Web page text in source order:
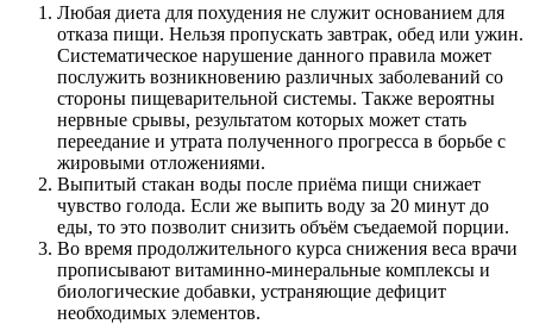
Любая диета для похудения не служит основанием для
отказа пищи. Нельзя пропускать завтрак, обед или ужин.
Систематическое нарушение данного правила может
послужить возникновению различных заболеваний со
стороны пищеварительной системы. Также вероятны
нервные срывы, результатом которых может стать
переедание и утрата полученного прогресса в борьбе с
жировыми отложениями.
Выпитый стакан воды после приёма пищи снижает
чувство голода. Если же выпить воду за 20 минут до
еды, то это позволит снизить объём съедаемой порции.
Во время продолжительного курса снижения веса врачи
прописывают витаминно-минеральные комплексы и
биологические добавки, устраняющие дефицит
необходимых элементов.